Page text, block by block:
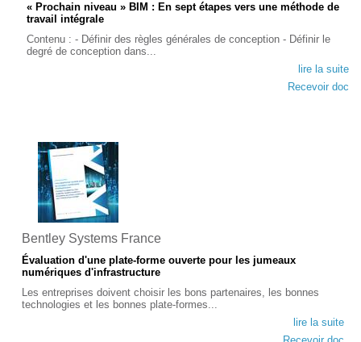
« Prochain niveau » BIM : En sept étapes vers une méthode de
travail intégrale
Contenu : - Définir des règles générales de conception - Définir le
degré de conception dans...
lire la suite
Recevoir doc
Bentley Systems France
Évaluation d'une plate-forme ouverte pour les jumeaux
numériques d'infrastructure
Les entreprises doivent choisir les bons partenaires, les bonnes
technologies et les bonnes plate-formes...
lire la suite